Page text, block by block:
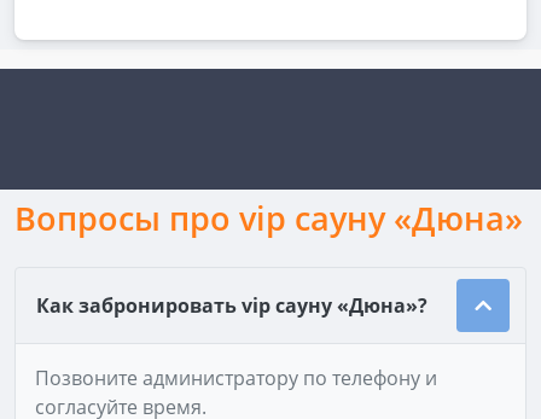
Вопросы про vip сауну «Дюна»
Как забронировать vip сауну «Дюна»?
Позвоните администратору по телефону и
согласуйте время.